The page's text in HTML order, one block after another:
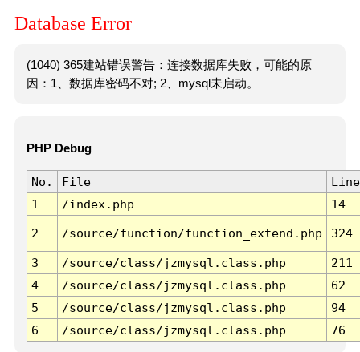
Database Error
(1040) 365建站错误警告：连接数据库失败，可能的原
因：1、数据库密码不对; 2、mysql未启动。
PHP Debug
No. File
Line
1
/index.php 14
2 /source/function/function_extend.php 324
3 /source/class/jzmysql.class.php
211
4
/source/class/jzmysql.class.php
62
5
/source/class/jzmysql.class.php
94
6
/source/class/jzmysql.class.php 76